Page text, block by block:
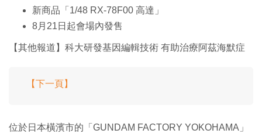
新商品「1/48 RX-78F00 高達」
8月21日起會場內發售
【其他報道】科大研發基因編輯技術 有助治療阿茲海默症
【下一頁】
位於日本橫濱市的「GUNDAM FACTORY YOKOHAMA」